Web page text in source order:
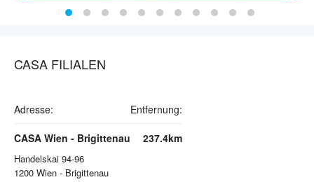
CASA FILIALEN
Adresse: Entfernung:
CASA Wien - Brigittenau
Handelskai 94-96
1200 Wien - Brigittenau
237.4km